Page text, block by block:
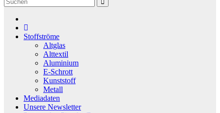
Stoffströme
Altglas
Alttextil
Aluminium
E-Schrott
Kunststoff
Metall
Mediadaten
Unsere Newsletter